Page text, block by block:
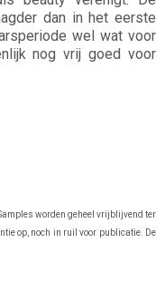
dan in het eerste
wel wat voor
nog vrij goed voor
worden geheel vrijblijvend ter
op, noch in ruil voor publicatie. De